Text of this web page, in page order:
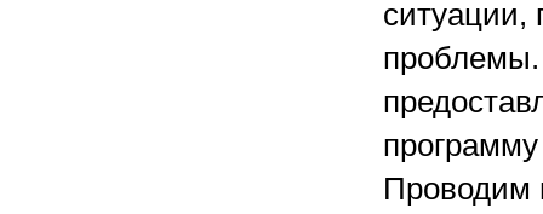
ситуации,
проблемы.
Проводим